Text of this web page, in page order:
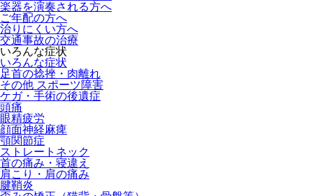
楽器を演奏される方へ
ご年配の方へ
治りにくい方へ
交通事故の治療
いろんな症状
いろんな症状
足首の捻挫・肉離れ
その他 スポーツ障害
ケガ・手術の後遺症
頭痛
眼精疲労
顔面神経麻痺
顎関節症
ストレートネック
首の痛み・寝違え
肩こり・肩の痛み
腱鞘炎